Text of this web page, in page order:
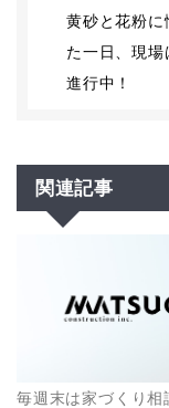
黄砂と花粉に
た一日、現場
進行中！
関連記事
毎週末は家づくり相